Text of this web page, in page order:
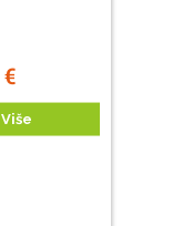
€
Više